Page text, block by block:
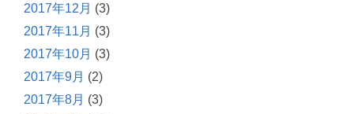
2017年12月 (3)
2017年11月 (3)
2017年10月 (3)
2017年9月 (2)
2017年8月 (3)